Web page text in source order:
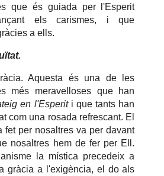
que és guiada per l'Esperit
els carismes, i que
a ells.
Aquesta és una de les
més meravelloses que han
en l'Esperit i que tants han
com una rosada refrescant. El
fet per nosaltres va per davant
nosaltres hem de fer per Ell.
la mística precedeix a
gràcia a l'exigència, el do als